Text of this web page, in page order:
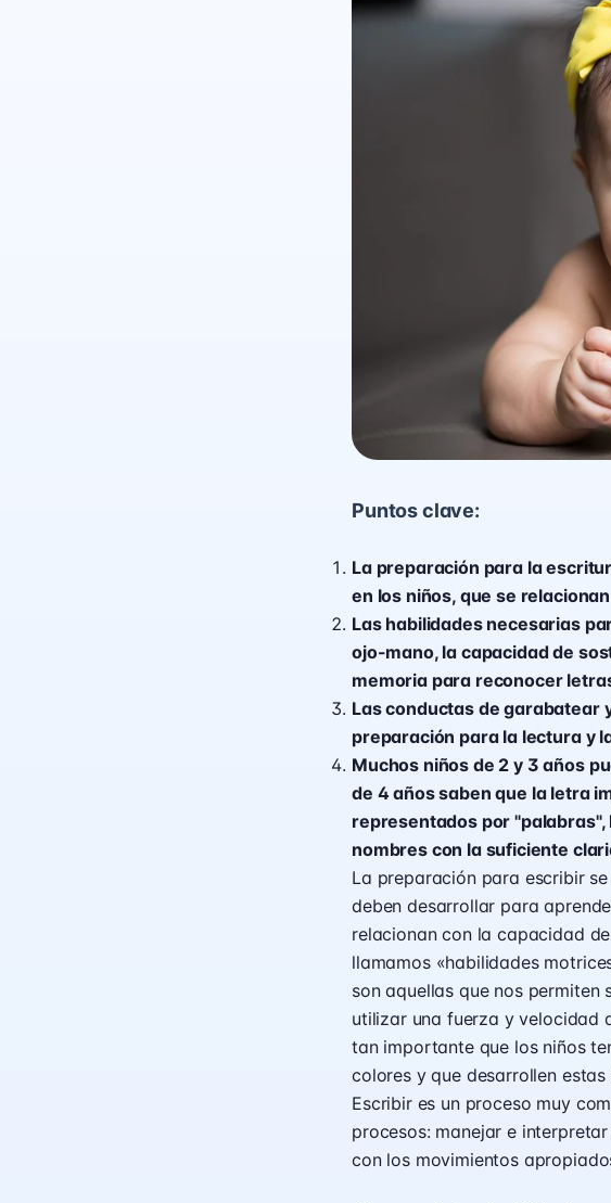
Puntos clave:
La preparación para la
en los niños, que se
Las habilidades necesarias
ojo-mano, la capacidad de
memoria para reconocer
Las conductas de garabatear
preparación para la lectura y
Muchos niños de 2 y 3 años
de 4 años saben que la letra
representados por
nombres con la suficiente
La preparación para escribir
deben desarrollar para
relacionan con la capacidad
llamamos «habilidades
son aquellas que nos
utilizar una fuerza y velocidad
tan importante que los niños
colores y que desarrollen
Escribir es un proceso muy
procesos: manejar e
con los movimientos